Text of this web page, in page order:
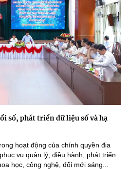
số, phát triển dữ liệu số và hạ
hoạt động của chính quyền địa
vụ quản lý, điều hành, phát triển
học, công nghệ, đổi mới sáng...